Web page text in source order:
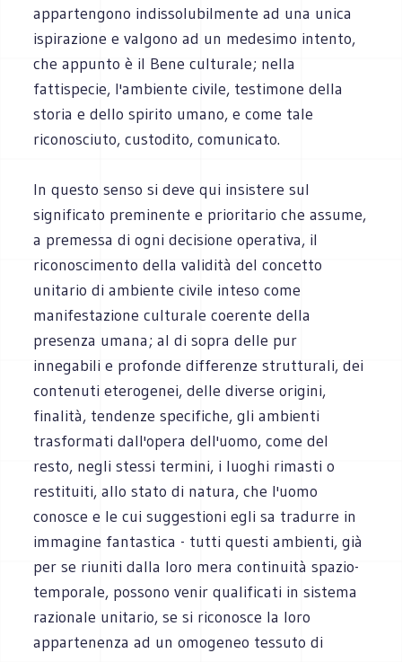
appartengono indissolubilmente ad una unica
ispirazione e valgono ad un medesimo intento,
che appunto è il Bene culturale; nella
fattispecie, l'ambiente civile, testimone della
storia e dello spirito umano, e come tale
riconosciuto, custodito, comunicato.
In questo senso si deve qui insistere sul
significato preminente e prioritario che assume,
a premessa di ogni decisione operativa, il
riconoscimento della validità del concetto
unitario di ambiente civile inteso come
manifestazione culturale coerente della
presenza umana; al di sopra delle pur
innegabili e profonde differenze strutturali, dei
contenuti eterogenei, delle diverse origini,
finalità, tendenze specifiche, gli ambienti
trasformati dall'opera dell'uomo, come del
resto, negli stessi termini, i luoghi rimasti o
restituiti, allo stato di natura, che l'uomo
conosce e le cui suggestioni egli sa tradurre in
immagine fantastica - tutti questi ambienti, già
per se riuniti dalla loro mera continuità spazio-
temporale, possono venir qualificati in sistema
razionale unitario, se si riconosce la loro
appartenenza ad un omogeneo tessuto di